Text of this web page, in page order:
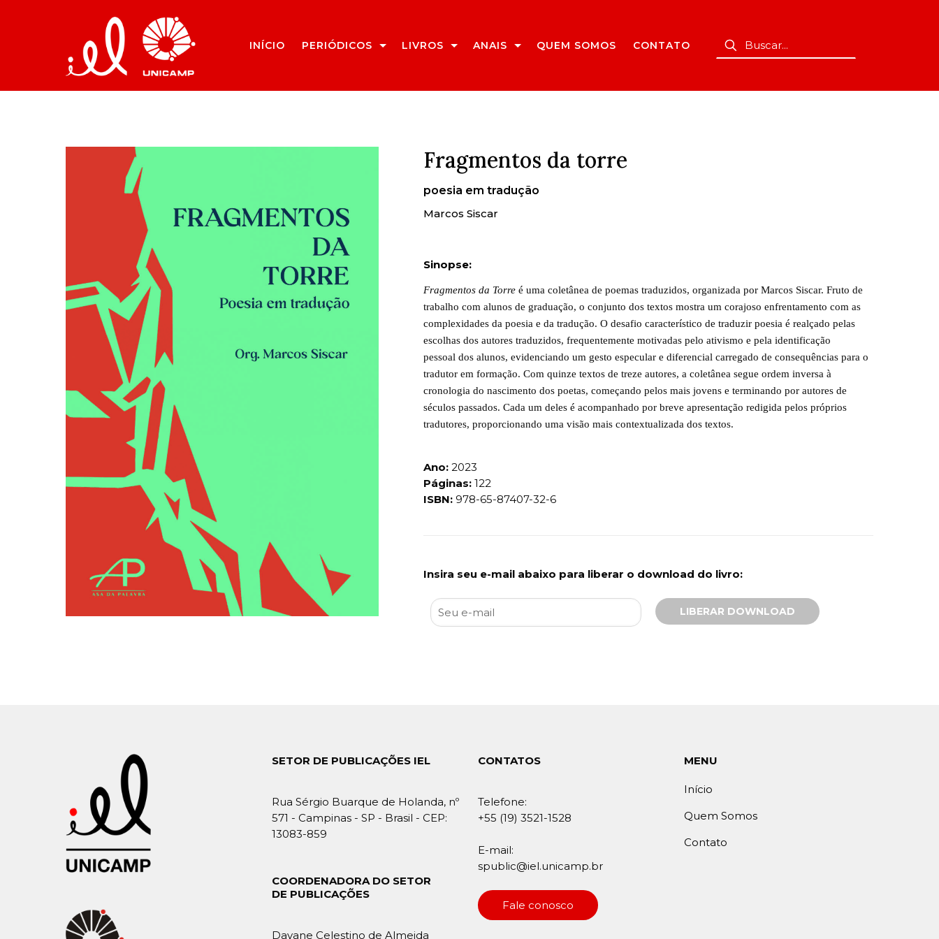
INÍCIO PERIÓDICOS LIVROS ANAIS QUEM SOMOS CONTATO
Fragmentos da torre
poesia em tradução
Marcos Siscar
Sinopse:
Fragmentos da Torre é uma coletânea de poemas traduzidos, organizada por Marcos Siscar. Fruto de
trabalho com alunos de graduação, o conjunto dos textos mostra um corajoso enfrentamento com as
complexidades da poesia e da tradução. O desafio característico de traduzir poesia é realçado pelas
escolhas dos autores traduzidos, frequentemente motivadas pelo ativismo e pela identificação
pessoal dos alunos, evidenciando um gesto especular e diferencial carregado de consequências para o
tradutor em formação. Com quinze textos de treze autores, a coletânea segue ordem inversa à
cronologia do nascimento dos poetas, começando pelos mais jovens e terminando por autores de
séculos passados. Cada um deles é acompanhado por breve apresentação redigida pelos próprios
tradutores, proporcionando uma visão mais contextualizada dos textos.
Ano: 2023
Páginas: 122
ISBN: 978-65-87407-32-6
Insira seu e-mail abaixo para liberar o download do livro:
SETOR DE PUBLICAÇÕES IEL
Rua Sérgio Buarque de Holanda, nº
571 - Campinas - SP - Brasil - CEP:
13083-859
COORDENADORA DO SETOR
DE PUBLICAÇÕES
Dayane Celestino de Almeida
CONTATOS
Telefone:
+55 (19) 3521-1528
E-mail:
spublic@iel.unicamp.br
Fale conosco
MENU
Início
Quem Somos
Contato